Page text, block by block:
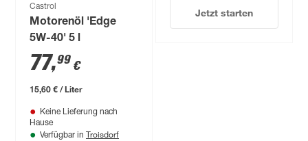
Castrol
Motorenöl 'Edge
5W-40' 5 l
77,99 €
15,60 € / Liter
Keine Lieferung nach
Hause
Verfügbar in Troisdorf
Jetzt starten